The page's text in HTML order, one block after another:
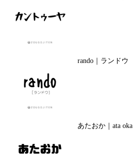
rando｜ランドウ
あたおか｜ata oka